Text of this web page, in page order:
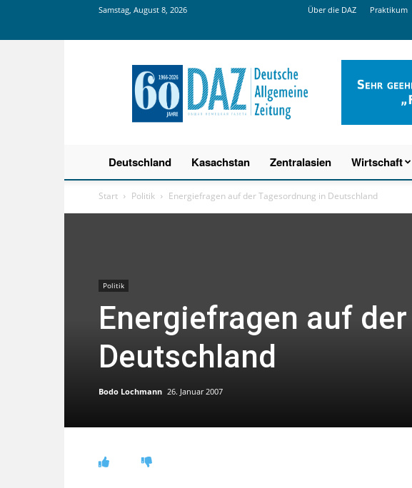
Samstag, August 8, 2026 Über die DAZ Praktikum
Deutsche
Allgemeine
Zeitung
Deutschland Kasachstan Zentralasien Wirtschaft
Start Politik Energiefragen auf der Tagesordnung in Deutschland
Politik
Energiefragen auf
Deutschland
Bodo Lochmann 26. Januar 2007